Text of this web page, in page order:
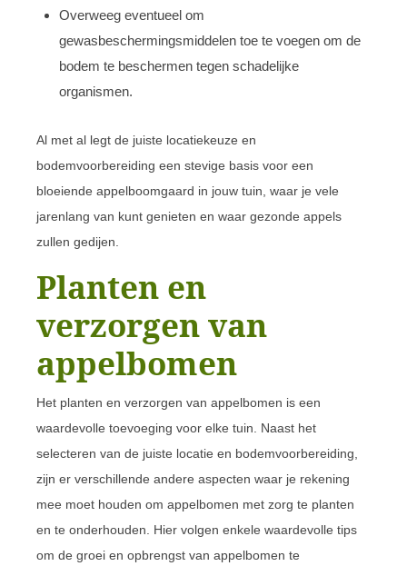
Overweeg eventueel om
gewasbeschermingsmiddelen toe te voegen om de
bodem te beschermen tegen schadelijke
organismen.
Al met al legt de juiste locatiekeuze en
bodemvoorbereiding een stevige basis voor een
bloeiende appelboomgaard in jouw tuin, waar je vele
jarenlang van kunt genieten en waar gezonde appels
zullen gedijen.
Planten en
verzorgen van
appelbomen
Het planten en verzorgen van appelbomen is een
waardevolle toevoeging voor elke tuin. Naast het
selecteren van de juiste locatie en bodemvoorbereiding,
zijn er verschillende andere aspecten waar je rekening
mee moet houden om appelbomen met zorg te planten
en te onderhouden. Hier volgen enkele waardevolle tips
om de groei en opbrengst van appelbomen te